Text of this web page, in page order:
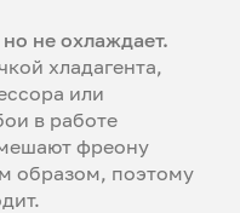
не охлаждает.
хладагента,
или
в работе
фреону
образом, поэтому